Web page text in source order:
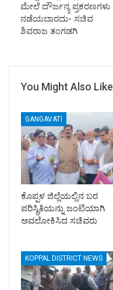
ಮೇಲೆ ದೌರ್ಜನ್ಯ ಪ್ರಕರಣಗಳು
ನಡೆಯಬಾರದು- ಸಚಿವ
ಶಿವರಾಜ ತಂಗಡಗಿ
You Might Also Like
GANGAVATI
ಕೊಪ್ಪಳ ಜಿಲ್ಲೆಯಲ್ಲಿನ ಬರ
ಪರಿಸ್ಥಿತಿಯನ್ನು ಜಂಟಿಯಾಗಿ
ಅವಲೋಕಿಸಿದ ಸಚಿವರು
KOPPAL DISTRICT NEWS